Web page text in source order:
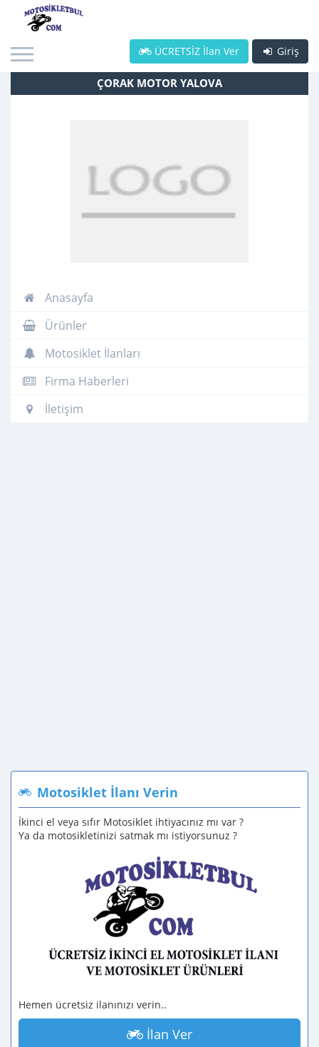
Giriş
ÜCRETSİZ İlan Ver
ÇORAK MOTOR YALOVA
Anasayfa
Ürünler
Motosiklet İlanları
Firma Haberleri
İletişim
Motosiklet İlanı Verin
İkinci el veya sıfır Motosiklet ihtiyacınız mı var ?
Ya da motosikletinizi satmak mı istiyorsunuz ?
Hemen ücretsiz ilanınızı verin..
İlan Ver